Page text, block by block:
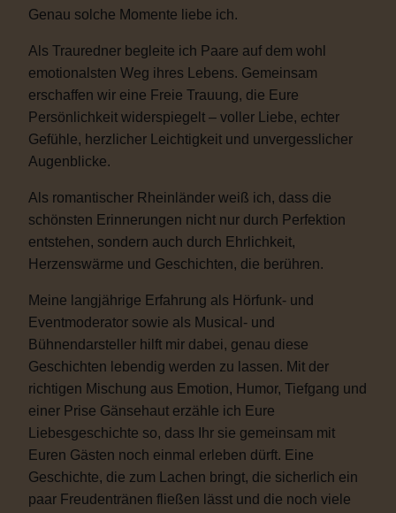
Genau solche Momente liebe ich.
Als Trauredner begleite ich Paare auf dem wohl
emotionalsten Weg ihres Lebens. Gemeinsam
erschaffen wir eine Freie Trauung, die Eure
Persönlichkeit widerspiegelt – voller Liebe, echter
Gefühle, herzlicher Leichtigkeit und unvergesslicher
Augenblicke.
Als romantischer Rheinländer weiß ich, dass die
schönsten Erinnerungen nicht nur durch Perfektion
entstehen, sondern auch durch Ehrlichkeit,
Herzenswärme und Geschichten, die berühren.
Meine langjährige Erfahrung als Hörfunk- und
Eventmoderator sowie als Musical- und
Bühnendarsteller hilft mir dabei, genau diese
Geschichten lebendig werden zu lassen. Mit der
richtigen Mischung aus Emotion, Humor, Tiefgang und
einer Prise Gänsehaut erzähle ich Eure
Liebesgeschichte so, dass Ihr sie gemeinsam mit
Euren Gästen noch einmal erleben dürft. Eine
Geschichte, die zum Lachen bringt, die sicherlich ein
paar Freudentränen fließen lässt und die noch viele